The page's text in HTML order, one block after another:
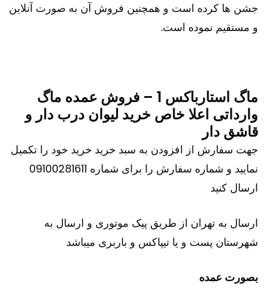
جشن ها کرده است و همچنین فروش آن به صورت آنلاین
و مستقیم نموده است.
ماگ استارباکس 1 – فروش عمده ماگ
وارداتی اعلا خاص خرید لیوان درب دار و
قاشق دار
جهت سفارش از افزودن به سبد خرید خرید خود را تکمیل
نمایید و شماره سفارش را برای شماره 09100281611
ارسال کنید
ارسال به تهران از طریق پیک موتوری و ارسال به
شهرستان پست و یا تیپاکس و باربری میباشد
بصورت عمده